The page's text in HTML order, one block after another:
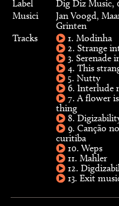
Label
Dig Diz Music,
Musici
Jan Voogd,
Grinten
Tracks
1. Modinha
2. Strange
3. Serenade
4. This
5. Nutty
6. Interlude
7. A flower
thing
8.
9. Canção
curitiba
10. Weps
11. Mahler
12.
13. Exit